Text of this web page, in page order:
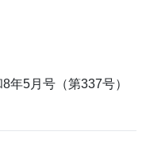
年5月号（第337号）